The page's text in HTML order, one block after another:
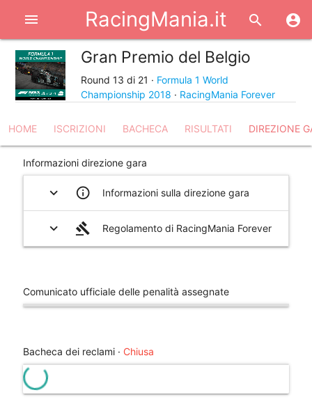
menu RacingMania.it search account_circle
Gran Premio del Belgio
Round 13 di 21 · Formula 1 World
Championship 2018 · RacingMania Forever
HOME ISCRIZIONI BACHECA RISULTATI DIREZIONE
Informazioni direzione gara
expand_more info_outline Informazioni sulla direzione gara
expand_more gavel Regolamento di RacingMania Forever
Comunicato ufficiale delle penalità assegnate
Bacheca dei reclami · Chiusa